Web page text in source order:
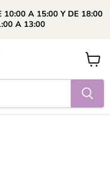
10:00 A 15:00 Y DE 18:00
A 13:00
Ver
carrito